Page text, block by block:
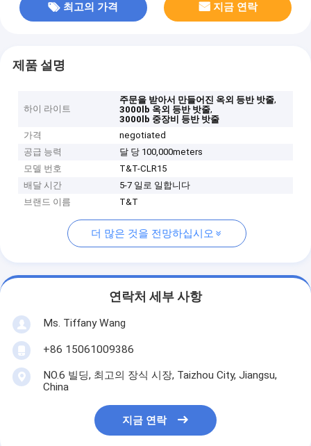
최고의 가격 지금 연락
제품 설명
하이 라이트
주문을 받아서 만들어진 옥외 등반 밧줄,
3000lb 옥외 등반 밧줄,
3000lb 중장비 등반 밧줄
가격
negotiated
공급 능력
달 당 100,000meters
모델 번호
T&T-CLR15
배달 시간
5-7 일로 일합니다
브랜드 이름
T&T
더 많은 것을 전망하십시오
연락처 세부 사항
Ms. Tiffany Wang
+86 15061009386
NO.6 빌딩, 최고의 장식 시장, Taizhou City, Jiangsu,
China
지금 연락